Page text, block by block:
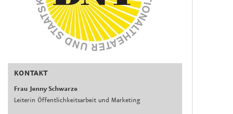
KONTAKT
Frau Jenny Schwarze
Leiterin Öffentlichkeitsarbeit und Marketing